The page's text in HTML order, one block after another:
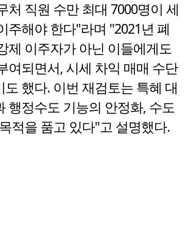
처 직원 수만 최대 7000명이 세
주해야 한다"라며 "2021년 폐
제 이주자가 아닌 이들에게도
여되면서, 시세 차익 매매 수단
도 했다. 이번 재검토는 특혜 대
행정수도 기능의 안정화, 수도
적을 품고 있다"고 설명했다.